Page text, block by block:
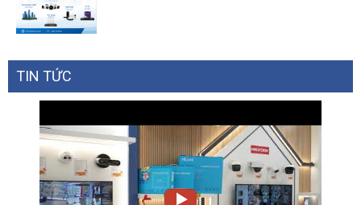
TIN TỨC